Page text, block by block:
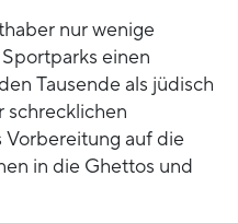
nur wenige
einen
Tausende als jüdisch
schrecklichen
Vorbereitung auf die
in die Ghettos und